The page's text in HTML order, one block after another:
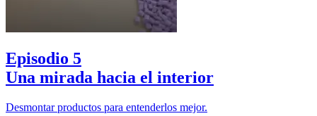
Episodio 5
Una mirada hacia el interior
Desmontar productos para entenderlos mejor.